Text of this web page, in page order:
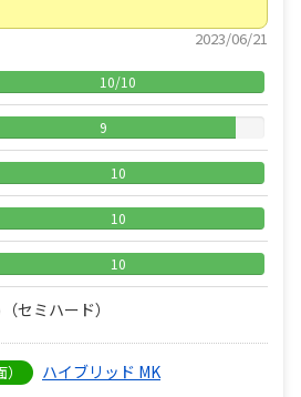
2023/06/21
10/10
9
10
10
10
セミハード）
ハイブリッド MK